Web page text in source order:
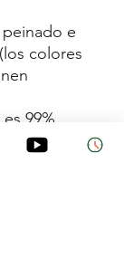
colores
e hilado en